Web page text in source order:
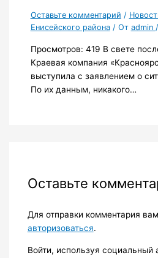
Оставьте комментарий /
Енисейского района/ От admin /
Просмотров: 419 В свете
Краевая компания
выступила с заявлением о
По их данным, никакого…
Оставьте
Для отправки комментария
авторизоваться.
Войти, используя социальный